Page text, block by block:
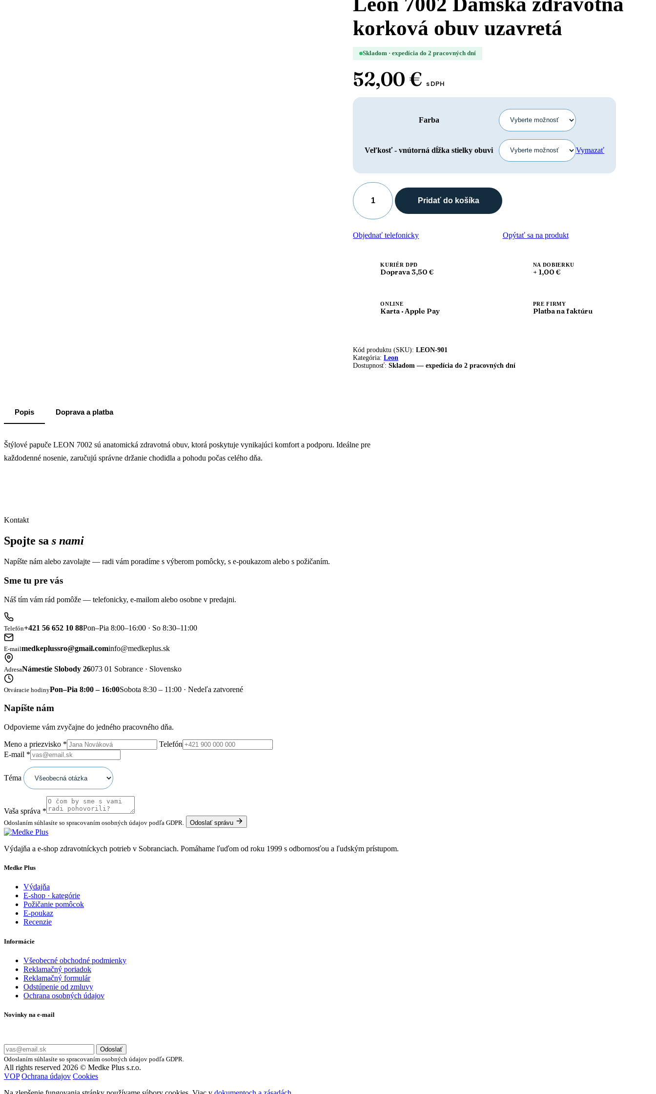
korková obuv uzavretá
Skladom · expedícia do 2 pracovných dní
52,00 € s DPH
Farba
Veľkosť - vnútorná dĺžka stielky obuvi Vymazať
množstvo
Leon
7002
Dámska
zdravotná
Pridať do košíka
Objednať telefonicky Opýtať sa na produkt
KURIÉR DPD
Doprava 3,50 €
NA DOBIERKU
+ 1,00 €
ONLINE
Karta · Apple Pay
PRE FIRMY
Platba na faktúru
Kód produktu (SKU):LEON-901
Kategória:Leon
Dostupnosť:Skladom — expedícia do 2 pracovných dní
Popis Doprava a platba
Štýlové papuče LEON 7002 sú anatomická zdravotná obuv, ktorá poskytuje vynikajúci komfort a podporu. Ideálne pre
každodenné nosenie, zaručujú správne držanie chodidla a pohodu počas celého dňa.
Kontakt
Spojte sa s nami
Napíšte nám alebo zavolajte — radi vám poradíme s výberom pomôcky, s e-poukazom alebo s požičaním.
Sme tu pre vás
Náš tím vám rád pomôže — telefonicky, e-mailom alebo osobne v predajni.
Telefón+421 56 652 10 88Pon–Pia 8:00–16:00 · So 8:30–11:00
E-mailmedkeplussro@gmail.cominfo@medkeplus.sk
AdresaNámestie Slobody 26073 01 Sobrance · Slovensko
Otváracie hodinyPon–Pia 8:00 – 16:00Sobota 8:30 – 11:00 · Nedeľa zatvorené
Napíšte nám
Odpovieme vám zvyčajne do jedného pracovného dňa.
Meno a priezvisko *
Telefón
E-mail *
Téma
Vaša správa *
Odoslaním súhlasíte so spracovaním osobných údajov podľa GDPR. Odoslať správu
Výdajňa a e-shop zdravotníckych potrieb v Sobranciach. Pomáhame ľuďom od roku 1999 s odbornosťou a ľudským prístupom.
Medke Plus
Výdajňa
E-shop · kategórie
Požičanie pomôcok
E-poukaz
Recenzie
Informácie
Všeobecné obchodné podmienky
Reklamačný poriadok
Reklamačný formulár
Odstúpenie od zmluvy
Ochrana osobných údajov
Novinky na e-mail
Odoslať
Odoslaním súhlasíte so spracovaním osobných údajov podľa GDPR.
All rights reserved 2026 © Medke Plus s.r.o.
VOP Ochrana údajov Cookies